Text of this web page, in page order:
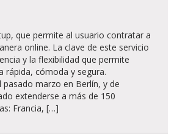
que permite al usuario contratar a
online. La clave de este servicio
y la flexibilidad que permite
rápida, cómoda y segura.
marzo en Berlín, y de
extenderse a más de 150
Francia, […]